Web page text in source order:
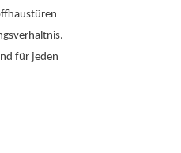
für jeden